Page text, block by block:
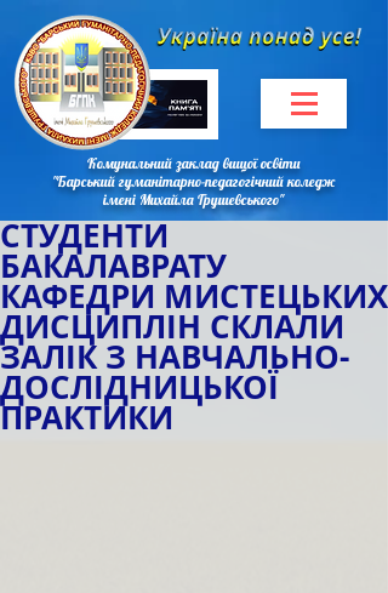
Комунальний заклад вищої освіти
"Барський гуманітарно-педагогічний коледж
імені Михайла Грушевського"
СТУДЕНТИ
БАКАЛАВРАТУ
КАФЕДРИ МИСТЕЦЬКИХ
ДИСЦИПЛІН СКЛАЛИ
ЗАЛІК З НАВЧАЛЬНО-
ДОСЛІДНИЦЬКОЇ
ПРАКТИКИ